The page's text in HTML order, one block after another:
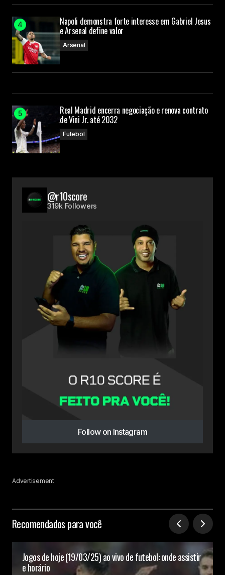
Napoli demonstra forte interesse em Gabriel Jesus
e Arsenal define valor
Arsenal
Real Madrid encerra negociação e renova contrato
de Vini Jr. até 2032
Futebol
@r10score
319k Followers
Follow on Instagram
Advertisement
Recomendados para você
Jogos de hoje (19/03/25) ao vivo de futebol: onde assistir
e horário